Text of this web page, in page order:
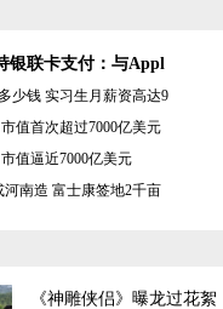
银联卡支付：与Appl
少钱 实习生月薪资高达9
值首次超过7000亿美元
值逼近7000亿美元
河南造 富士康签地2千亩
《神雕侠侣》曝龙过花絮